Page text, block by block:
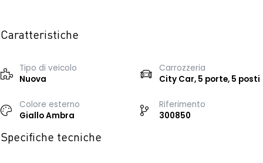
Caratteristiche
Tipo di veicolo
Nuova
Carrozzeria
City Car, 5 porte, 5 posti
Colore esterno
Giallo Ambra
Riferimento
300850
Specifiche tecniche